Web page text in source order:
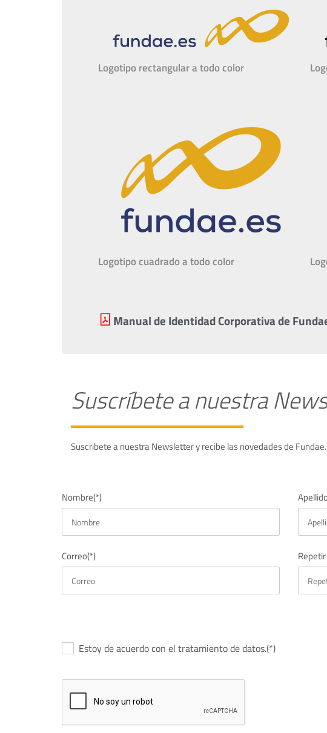
Logotipo rectangular a todo color
Logotipo cuadrado a todo color
Manual de Identidad Corporativa de
Suscríbete a nuestra
Suscribete a nuestra Newsletter y recibe las novedades de Fundae.
Nombre(*)
Correo(*)
Estoy de acuerdo con el tratamiento de datos.(*)